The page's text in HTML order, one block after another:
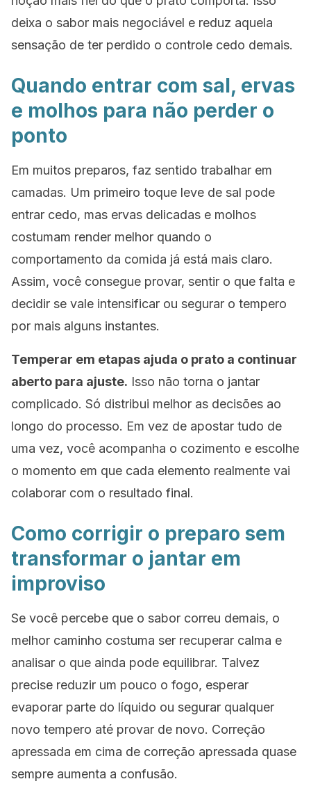
deixa o sabor mais negociável e reduz aquela
sensação de ter perdido o controle cedo demais.
Quando entrar com sal, ervas
e molhos para não perder o
ponto
Em muitos preparos, faz sentido trabalhar em
camadas. Um primeiro toque leve de sal pode
entrar cedo, mas ervas delicadas e molhos
costumam render melhor quando o
comportamento da comida já está mais claro.
Assim, você consegue provar, sentir o que falta e
decidir se vale intensificar ou segurar o tempero
por mais alguns instantes.
Temperar em etapas ajuda o prato a continuar
aberto para ajuste. Isso não torna o jantar
complicado. Só distribui melhor as decisões ao
longo do processo. Em vez de apostar tudo de
uma vez, você acompanha o cozimento e escolhe
o momento em que cada elemento realmente vai
colaborar com o resultado final.
Como corrigir o preparo sem
transformar o jantar em
improviso
Se você percebe que o sabor correu demais, o
melhor caminho costuma ser recuperar calma e
analisar o que ainda pode equilibrar. Talvez
precise reduzir um pouco o fogo, esperar
evaporar parte do líquido ou segurar qualquer
novo tempero até provar de novo. Correção
apressada em cima de correção apressada quase
sempre aumenta a confusão.